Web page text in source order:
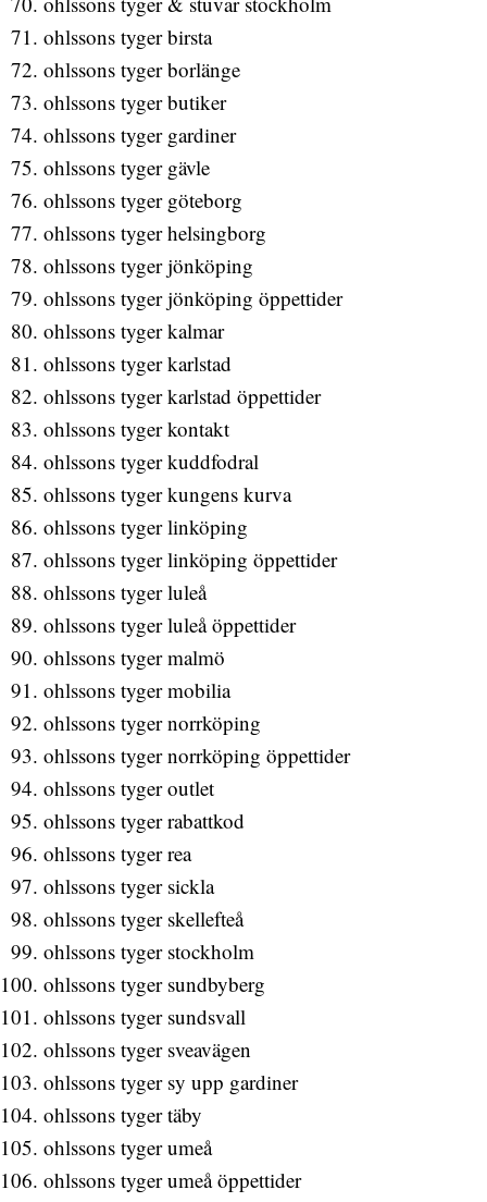
ohlssons tyger birsta
ohlssons tyger borlänge
ohlssons tyger butiker
ohlssons tyger gardiner
ohlssons tyger gävle
ohlssons tyger göteborg
ohlssons tyger helsingborg
ohlssons tyger jönköping
ohlssons tyger jönköping öppettider
ohlssons tyger kalmar
ohlssons tyger karlstad
ohlssons tyger karlstad öppettider
ohlssons tyger kontakt
ohlssons tyger kuddfodral
ohlssons tyger kungens kurva
ohlssons tyger linköping
ohlssons tyger linköping öppettider
ohlssons tyger luleå
ohlssons tyger luleå öppettider
ohlssons tyger malmö
ohlssons tyger mobilia
ohlssons tyger norrköping
ohlssons tyger norrköping öppettider
ohlssons tyger outlet
ohlssons tyger rabattkod
ohlssons tyger rea
ohlssons tyger sickla
ohlssons tyger skellefteå
ohlssons tyger stockholm
ohlssons tyger sundbyberg
ohlssons tyger sundsvall
ohlssons tyger sveavägen
ohlssons tyger sy upp gardiner
ohlssons tyger täby
ohlssons tyger umeå
ohlssons tyger umeå öppettider